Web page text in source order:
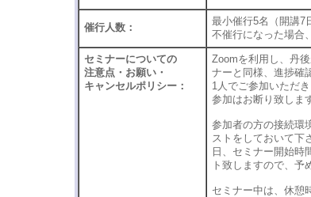
催行人数：
最小催行5名（開講7
不催行になった場合
セミナーについての
注意点・お願い・
キャンセルポリシー：
Zoomを利用し、丹
ナーと同様、進捗確
1人でご参加いただ
参加はお断り致しま
参加者の方の接続環
ストをしておいて下
日、セミナー開始時
ト致しますので、予
セミナー中は、休憩